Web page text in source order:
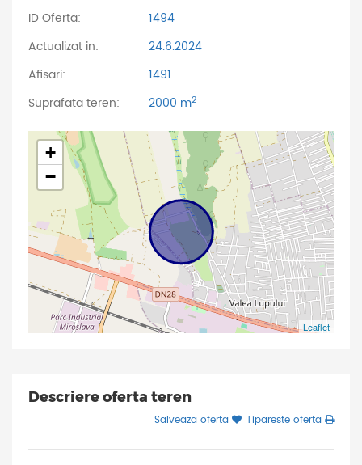
ID Oferta:
1494
Actualizat in:
24.6.2024
Afisari:
1491
Suprafata teren:
2000 m2
+
−
Leaflet
Descriere oferta teren
Salveaza oferta Tipareste oferta